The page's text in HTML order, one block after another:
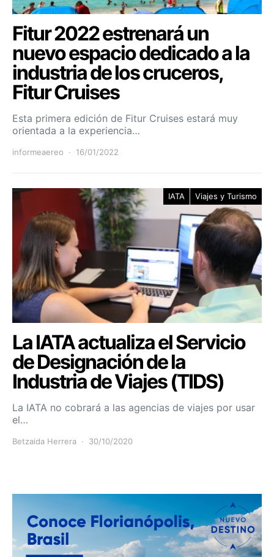
Fitur 2022 estrenará un
nuevo espacio dedicado a la
industria de los cruceros,
Fitur Cruises
Esta primera edición de Fitur Cruises estará muy
orientada a la experiencia…
informeaereo 16/01/2022
IATA Viajes y Turismo
La IATA actualiza el Servicio
de Designación de la
Industria de Viajes (TIDS)
La IATA no cobrará a las agencias de viajes por usar
el…
Betzaida Herrera 30/10/2020